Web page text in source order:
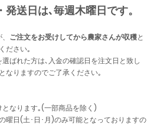
送日は､毎週木曜日です。
ご注文をお受けしてから農家さんが収穫と
ださい｡
ばれた方は､入金の確認日を注文日と致し
なりますのでご了承ください｡
となります｡(一部商品を除く)
曜日(土･日･月)のみ可能となっておりますの